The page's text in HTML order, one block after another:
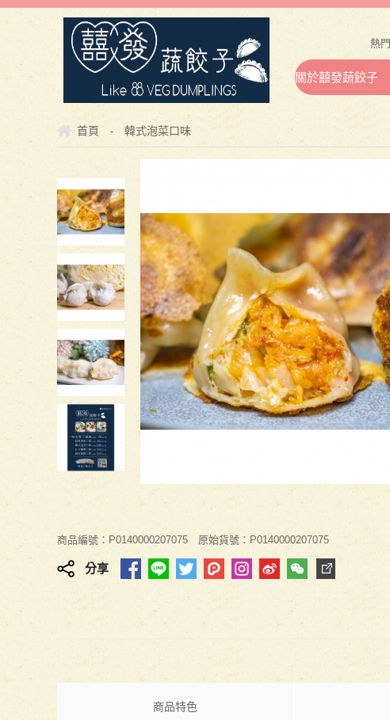
熱門
關於囍發蔬餃子
首頁 - 韓式泡菜口味
商品編號：P0140000207075 原始貨號：P0140000207075
分享
商品特色